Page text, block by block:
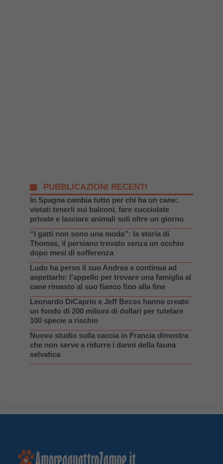
PUBBLICAZIONI RECENTI
In Spagna cambia tutto per chi ha un cane:
vietati tenerli sui balconi, fare cucciolate
private e lasciare animali soli oltre un giorno
“I gatti non sono una moda”: la storia di
Thomas, il persiano trovato senza un occhio
dopo mesi di sofferenza
Ludo ha perso il suo Andrea e continua ad
aspettarlo: l’appello per trovare una famiglia al
cane rimasto al suo fianco fino alla fine
Leonardo DiCaprio e Jeff Bezos hanno creato
un fondo di 200 milioni di dollari per tutelare
100 specie a rischio
Nuovo studio sulla caccia in Francia dimostra
che non serve a ridurre i danni della fauna
selvatica